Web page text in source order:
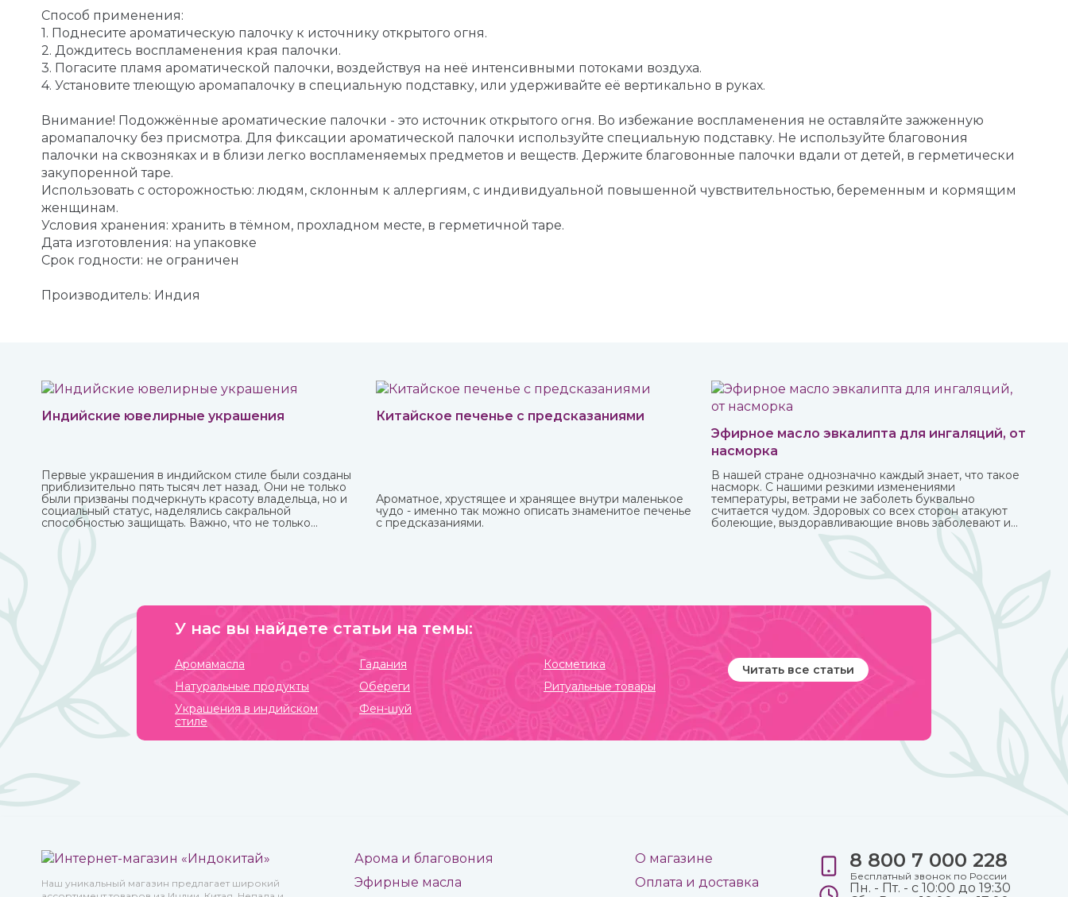
Способ применения:
1. Поднесите ароматическую палочку к источнику открытого огня.
2. Дождитесь воспламенения края палочки.
3. Погасите пламя ароматической палочки, воздействуя на неё интенсивными потоками воздуха.
4. Установите тлеющую аромапалочку в специальную подставку, или удерживайте её вертикально в руках.
Внимание! Подожжённые ароматические палочки - это источник открытого огня. Во избежание воспламенения не оставляйте зажженную
аромапалочку без присмотра. Для фиксации ароматической палочки используйте специальную подставку. Не используйте благовония
палочки на сквозняках и в близи легко воспламеняемых предметов и веществ. Держите благовонные палочки вдали от детей, в герметически
закупоренной таре.
Использовать с осторожностью: людям, склонным к аллергиям, с индивидуальной повышенной чувствительностью, беременным и кормящим
женщинам.
Условия хранения: хранить в тёмном, прохладном месте, в герметичной таре.
Дата изготовления: на упаковке
Срок годности: не ограничен
Производитель: Индия
Индийские ювелирные украшения
Первые украшения в индийском стиле были созданы
приблизительно пять тысяч лет назад. Они не только
были призваны подчеркнуть красоту владельца, но и
социальный статус, наделялись сакральной
способностью защищать. Важно, что не только
женщины, но и мужчины могли носить украшения,
которые предназначались для определенных
жизненных событий — взросление, свадьба, ритуалы.
При этом каждая вещь имеет свое значение и
передается в поколениях. Приобрести индийские
ювелирные украшения вы можете в интернет-
магазине ИндоКитай с доставкой по всей стране.
Китайское печенье с предсказаниями
Ароматное, хрустящее и хранящее внутри маленькое
чудо - именно так можно описать знаменитое печенье
с предсказаниями.
Эфирное масло эвкалипта для ингаляций, от
насморка
В нашей стране однозначно каждый знает, что такое
насморк. С нашими резкими изменениями
температуры, ветрами не заболеть буквально
считается чудом. Здоровых со всех сторон атакуют
болеющие, выздоравливающие вновь заболевают и
так может продолжаться до бесконечности.
У нас вы найдете статьи на темы:
Аромамасла Гадания
Косметика
Натуральные продукты
Обереги
Ритуальные товары
Украшения в индийском
стиле
Фен-шуй
Читать все статьи
Наш уникальный магазин предлагает широкий
Арома и благовония
Эфирные масла
О магазине
Оплата и доставка
8 800 7 000 228
Бесплатный звонок по России
Пн. - Пт. - с 10:00 до 19:30